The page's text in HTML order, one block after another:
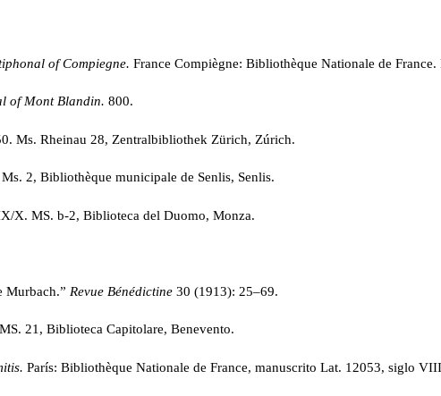
of Compiegne. France Compiègne: Bibliothèque Nationale de
of Mont Blandin. 800.
Ms. Rheinau 28, Zentralbibliothek Zürich, Zúrich.
2, Bibliothèque municipale de Senlis, Senlis.
X. MS. b-2, Biblioteca del Duomo, Monza.
Murbach.” Revue Bénédictine 30 (1913): 25–69.
21, Biblioteca Capitolare, Benevento.
París: Bibliothèque Nationale de France, manuscrito Lat. 12053, siglo